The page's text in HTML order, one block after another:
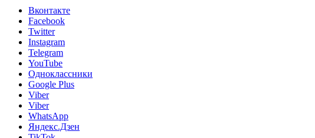
Вконтакте
Facebook
Twitter
Instagram
Telegram
YouTube
Одноклассники
Google Plus
Viber
Viber
WhatsApp
Яндекс.Дзен